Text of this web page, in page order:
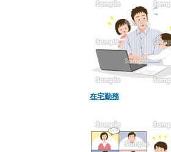
在宅勤務